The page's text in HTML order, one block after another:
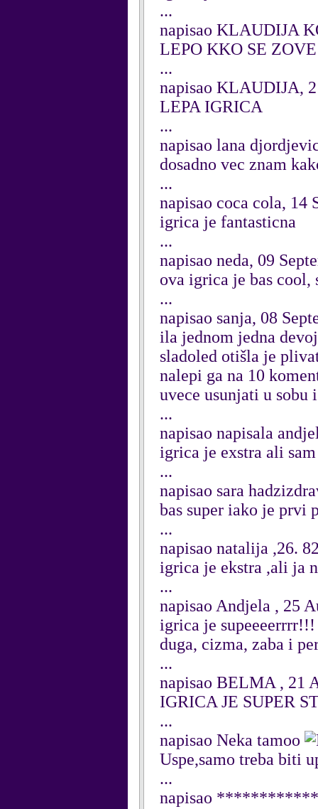
...
napisao KLAUDIJA
LEPO KKO SE ZOVE
...
napisao KLAUDIJA,
LEPA IGRICA
...
napisao lana
dosadno vec znam
...
napisao coca cola, 14
igrica je fantasticna
...
napisao neda, 09
ova igrica je bas cool,
...
napisao sanja, 08
ila jednom jedna
sladoled otišla je
nalepi ga na 10
uvece usunjati u
...
napisao napisala
igrica je exstra ali
...
napisao sara
bas super iako je
...
napisao natalija ,26.
igrica je ekstra ,ali ja
...
napisao Andjela , 25
igrica je supeeeerrrr!!!
duga, cizma, zaba i
...
napisao BELMA , 21
IGRICA JE SUPER
...
napisao Neka tamoo
Uspe,samo treba biti
...
napisao